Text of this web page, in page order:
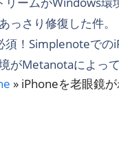
っさり修復した件。
須！Simplenoteで
がMetanotaによっ
» iPhoneを老眼鏡